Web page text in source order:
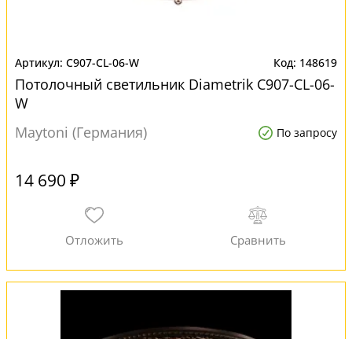
C907-CL-06-W 148619
Потолочный светильник Diametrik C907-CL-06-
W
Maytoni (Германия)
По запросу
14 690 ₽